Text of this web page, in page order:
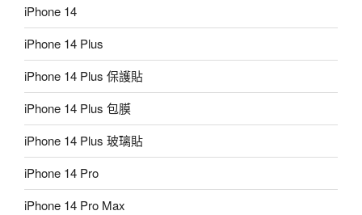
iPhone 14
iPhone 14 Plus
iPhone 14 Plus 保護貼
iPhone 14 Plus 包膜
iPhone 14 Plus 玻璃貼
iPhone 14 Pro
iPhone 14 Pro Max